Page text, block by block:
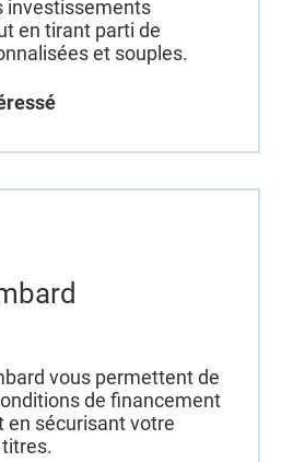
investissements
en tirant parti de
et souples.
vous permettent de
de financement
en sécurisant votre